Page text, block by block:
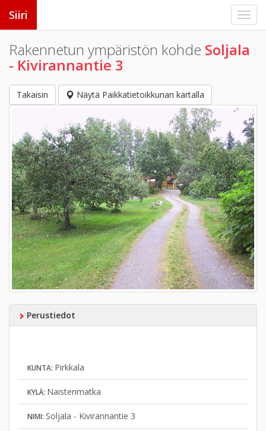
Siiri
Rakennetun ympäristön kohde Soljala
- Kivirannantie 3
Takaisin Näytä Paikkatietoikkunan kartalla
Perustiedot
KUNTA: Pirkkala
KYLÄ: Naistenmatka
NIMI: Soljala - Kivirannantie 3